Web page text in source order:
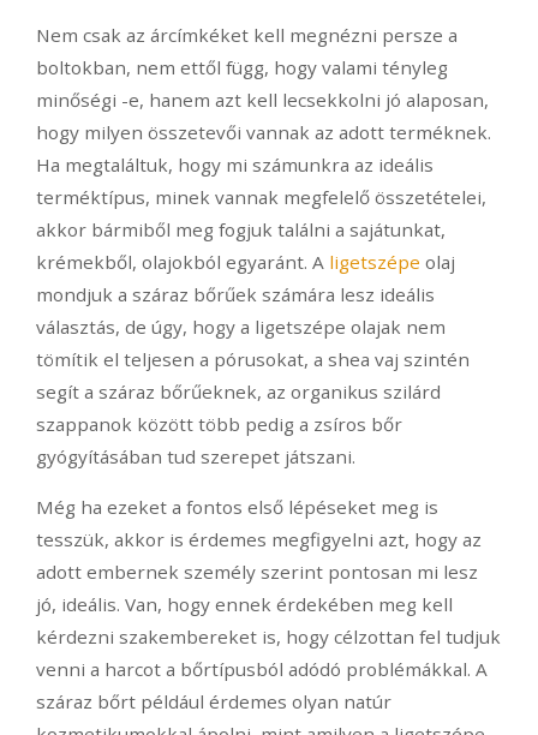
Nem csak az árcímkéket kell megnézni persze a
boltokban, nem ettől függ, hogy valami tényleg
minőségi -e, hanem azt kell lecsekkolni jó alaposan,
hogy milyen összetevői vannak az adott terméknek.
Ha megtaláltuk, hogy mi számunkra az ideális
terméktípus, minek vannak megfelelő összetételei,
akkor bármiből meg fogjuk találni a sajátunkat,
krémekből, olajokból egyaránt. A ligetszépe olaj
mondjuk a száraz bőrűek számára lesz ideális
választás, de úgy, hogy a ligetszépe olajak nem
tömítik el teljesen a pórusokat, a shea vaj szintén
segít a száraz bőrűeknek, az organikus szilárd
szappanok között több pedig a zsíros bőr
gyógyításában tud szerepet játszani.
Még ha ezeket a fontos első lépéseket meg is
tesszük, akkor is érdemes megfigyelni azt, hogy az
adott embernek személy szerint pontosan mi lesz
jó, ideális. Van, hogy ennek érdekében meg kell
kérdezni szakembereket is, hogy célzottan fel tudjuk
venni a harcot a bőrtípusból adódó problémákkal. A
száraz bőrt például érdemes olyan natúr